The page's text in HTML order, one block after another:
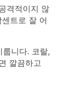
격적이지 않
트로 잘 어
니다. 코랄,
깔끔하고